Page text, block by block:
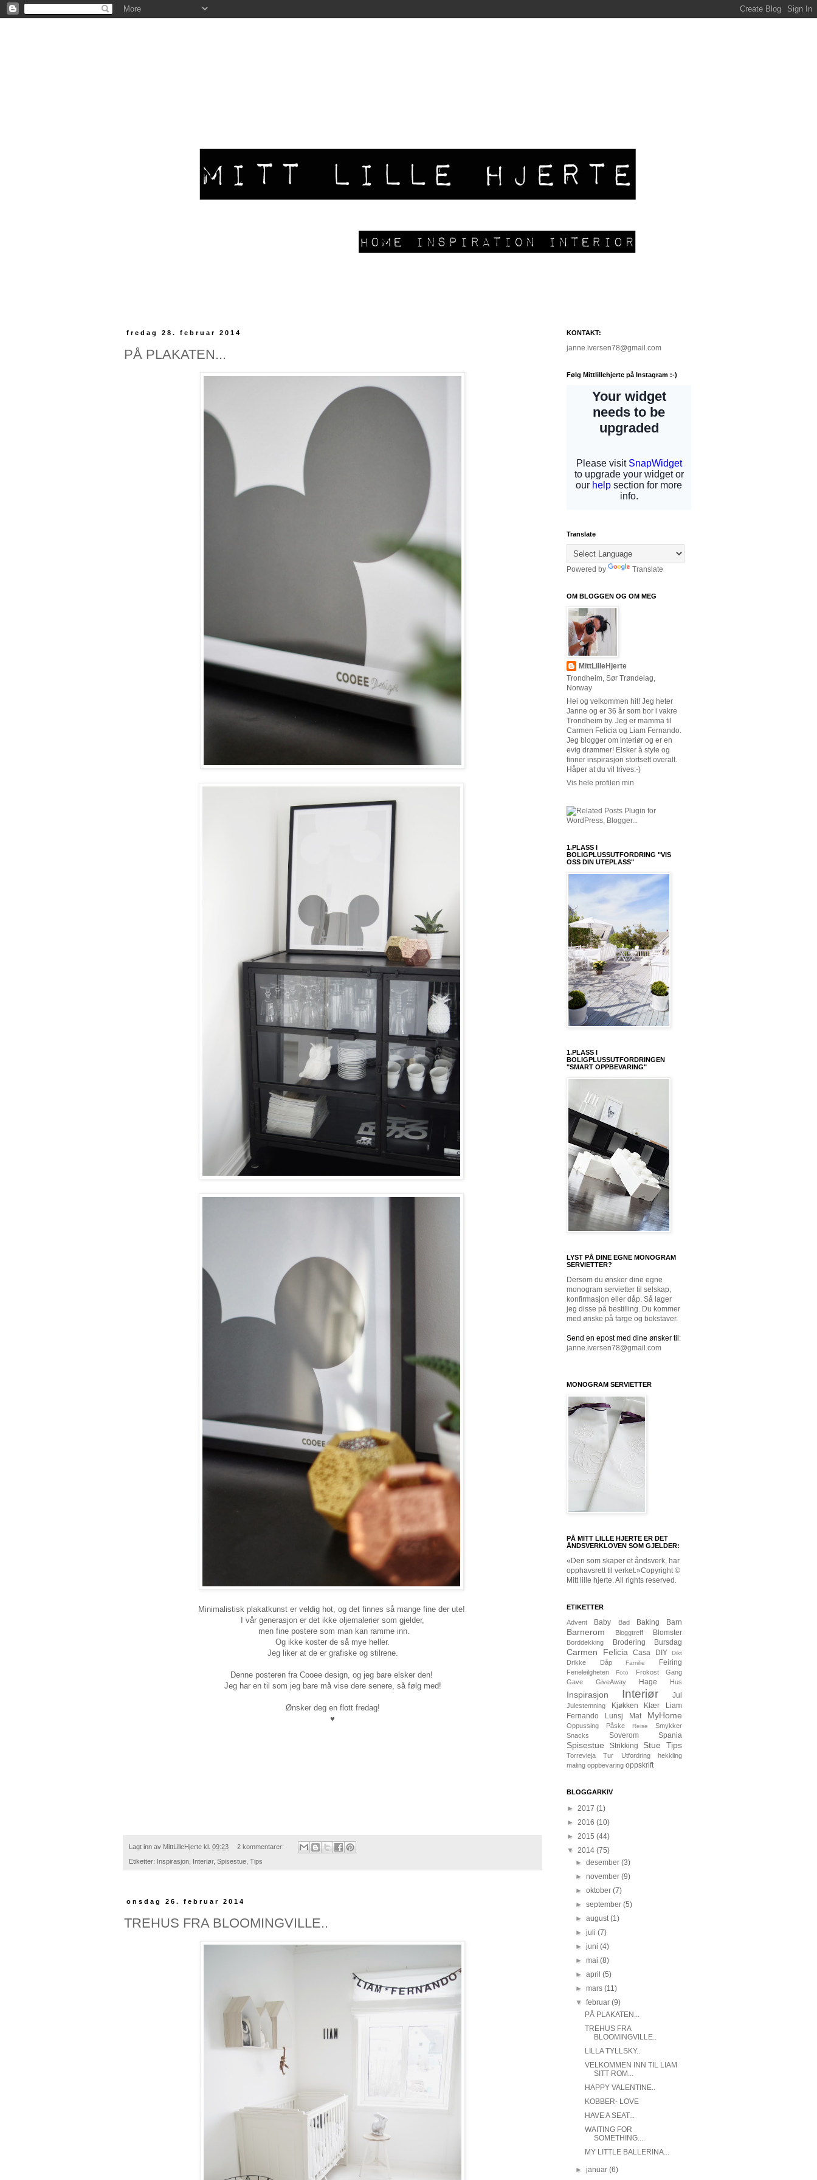
fredag 28. februar 2014
PÅ PLAKATEN...
Minimalistisk plakatkunst er veldig hot, og det finnes så mange fine der ute!
I vår generasjon er det ikke oljemalerier som gjelder,
men fine postere som man kan ramme inn.
Og ikke koster de så mye heller.
Jeg liker at de er grafiske og stilrene.
Denne posteren fra Cooee design, og jeg bare elsker den!
Jeg har en til som jeg bare må vise dere senere, så følg med!
Ønsker deg en flott fredag!
♥
Lagt inn av MittLilleHjerte kl. 09:23 2 kommentarer:
Etiketter: Inspirasjon Interiør, Spisestue Tips
onsdag 26. februar 2014
TREHUS FRA BLOOMINGVILLE..
KONTAKT:
janne.iversen78@gmail.com
Følg Mittlillehjerte på Instagram :-)
Translate
Powered by Translate
OM BLOGGEN OG OM MEG
MittLilleHjerte
Trondheim, Sør Trøndelag,
Norway
Hei og velkommen hit! Jeg heter
Janne og er 36 år som bor i vakre
Trondheim by. Jeg er mamma til
Carmen Felicia og Liam Fernando.
Jeg blogger om interiør og er en
evig drømmer! Elsker å style og
finner inspirasjon stortsett overalt.
Håper at du vil trives:-)
Vis hele profilen min
1.PLASS I
BOLIGPLUSSUTFORDRING "VIS
OSS DIN UTEPLASS"
1.PLASS I
BOLIGPLUSSUTFORDRINGEN
"SMART OPPBEVARING"
LYST PÅ DINE EGNE MONOGRAM
SERVIETTER?
Dersom du ønsker dine egne
monogram servietter til selskap,
konfirmasjon eller dåp. Så lager
jeg disse på bestilling. Du kommer
med ønske på farge og bokstaver.
Send en epost med dine ønsker til :
janne.iversen78@gmail.com
MONOGRAM SERVIETTER
PÅ MITT LILLE HJERTE ER DET
ÅNDSVERKLOVEN SOM GJELDER:
«Den som skaper et åndsverk, har
opphavsrett til verket.»Copyright ©
Mitt lille hjerte. All rights reserved.
ETIKETTER
Advent Baby Bad Baking Barn
Barnerom Bloggtreff Blomster
Borddekking Brodering Bursdag
Carmen Felicia Casa DIY Dikt
Drikke Dåp Familie Feiring
Ferieleilgheten Foto Frokost
Gang
Gave
GiveAway Hage Hus
Inspirasjon Interiør Jul
Julestemning Kjøkken Klær
Liam
Fernando
Lunsj Mat MyHome
Oppussing Påske Reise
Smykker
Snacks
Soverom Spania
Spisestue Strikking Stue Tips
Torrevieja Tur Utfordring
hekkling
maling oppbevaring oppskrift
BLOGGARKIV
► 2017 (1)
► 2016 (10)
► 2015 (44)
▼ 2014 (75)
►desember(3)
►november(9)
►oktober(7)
►september(5)
►august(1)
►juli(7)
►juni(4)
►mai(8)
►april(5)
►mars(11)
▼februar(9)
PÅ PLAKATEN...
TREHUS FRA
BLOOMINGVILLE..
LILLA TYLLSKY..
VELKOMMEN INN TIL LIAM
SITT ROM...
HAPPY VALENTINE..
KOBBER- LOVE
HAVE A SEAT...
WAITING FOR
SOMETHING....
MY LITTLE BALLERINA...
►januar(6)